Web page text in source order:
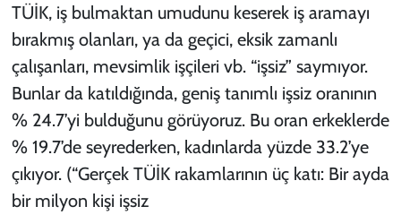
TÜİK, iş bulmaktan umudunu keserek iş aramayı
bırakmış olanları, ya da geçici, eksik zamanlı
çalışanları, mevsimlik işçileri vb. “işsiz” saymıyor.
Bunlar da katıldığında, geniş tanımlı işsiz oranının
% 24.7’yi bulduğunu görüyoruz. Bu oran erkeklerde
% 19.7’de seyrederken, kadınlarda yüzde 33.2’ye
çıkıyor. (“Gerçek TÜİK rakamlarının üç katı: Bir ayda
bir milyon kişi işsiz